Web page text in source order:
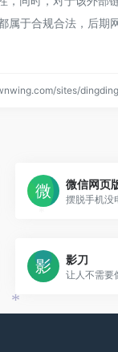
属于合规合法，后期
sites/
微信网页
影刀